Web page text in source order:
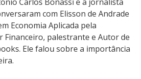
com Elisson de Andrade
Economia Aplicada pela
Financeiro, palestrante e Autor de
Ele falou sobre a importância